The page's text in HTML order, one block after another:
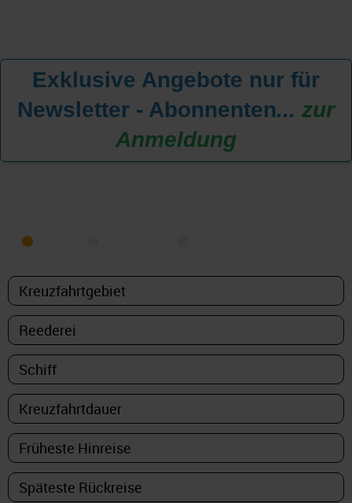
Exklusive Angebote nur für
Newsletter - Abonnenten... zur
Anmeldung